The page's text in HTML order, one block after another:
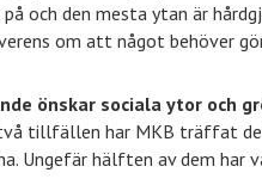
på och den mesta ytan är
om att något behöver
önskar sociala ytor och
tillfällen har MKB träffat de
Ungefär hälften av dem har